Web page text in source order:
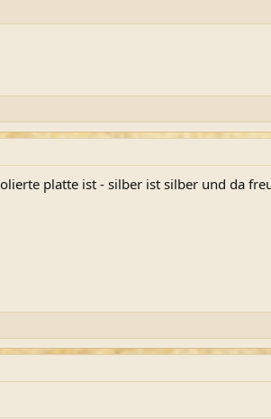
platte ist - silber ist silber und da